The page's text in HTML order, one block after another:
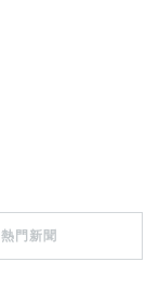
熱門新聞